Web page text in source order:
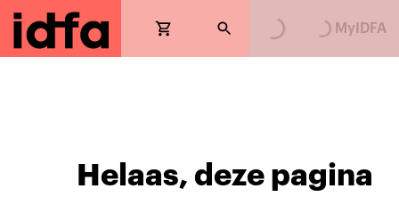
MyIDFA
Helaas, deze pagina